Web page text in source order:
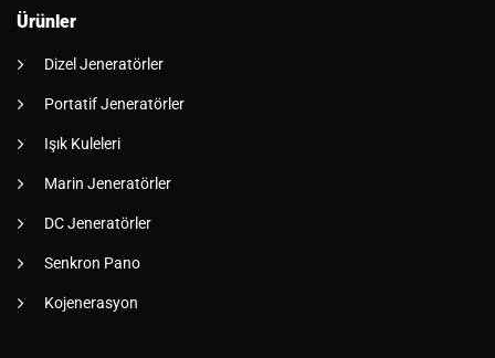
Ürünler
Dizel Jeneratörler
Portatif Jeneratörler
Işık Kuleleri
Marin Jeneratörler
DC Jeneratörler
Senkron Pano
Kojenerasyon